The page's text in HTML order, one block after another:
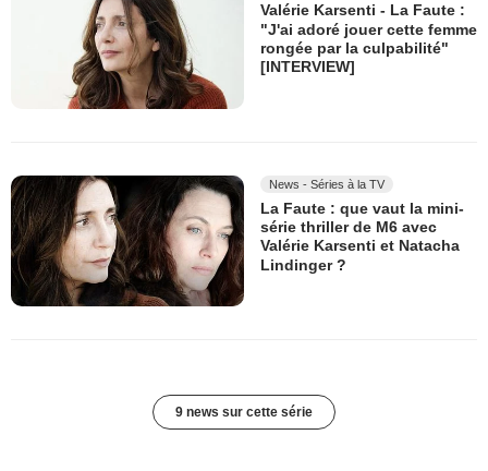
Valérie Karsenti - La Faute :
"J'ai adoré jouer cette femme
rongée par la culpabilité"
[INTERVIEW]
News - Séries à la TV
La Faute : que vaut la mini-
série thriller de M6 avec
Valérie Karsenti et Natacha
Lindinger ?
9 news sur cette série